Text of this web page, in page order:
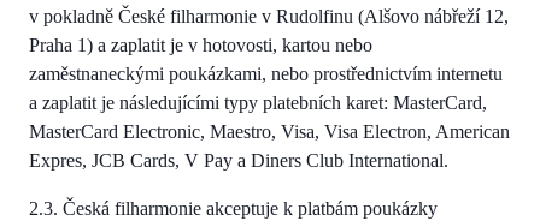
v pokladně České filharmonie v Rudolfinu (Alšovo nábřeží 12,
Praha 1) a zaplatit je v hotovosti, kartou nebo
zaměstnaneckými poukázkami, nebo prostřednictvím internetu
a zaplatit je následujícími typy platebních karet: MasterCard,
MasterCard Electronic, Maestro, Visa, Visa Electron, American
Expres, JCB Cards, V Pay a Diners Club International.
2.3. Česká filharmonie akceptuje k platbám poukázky